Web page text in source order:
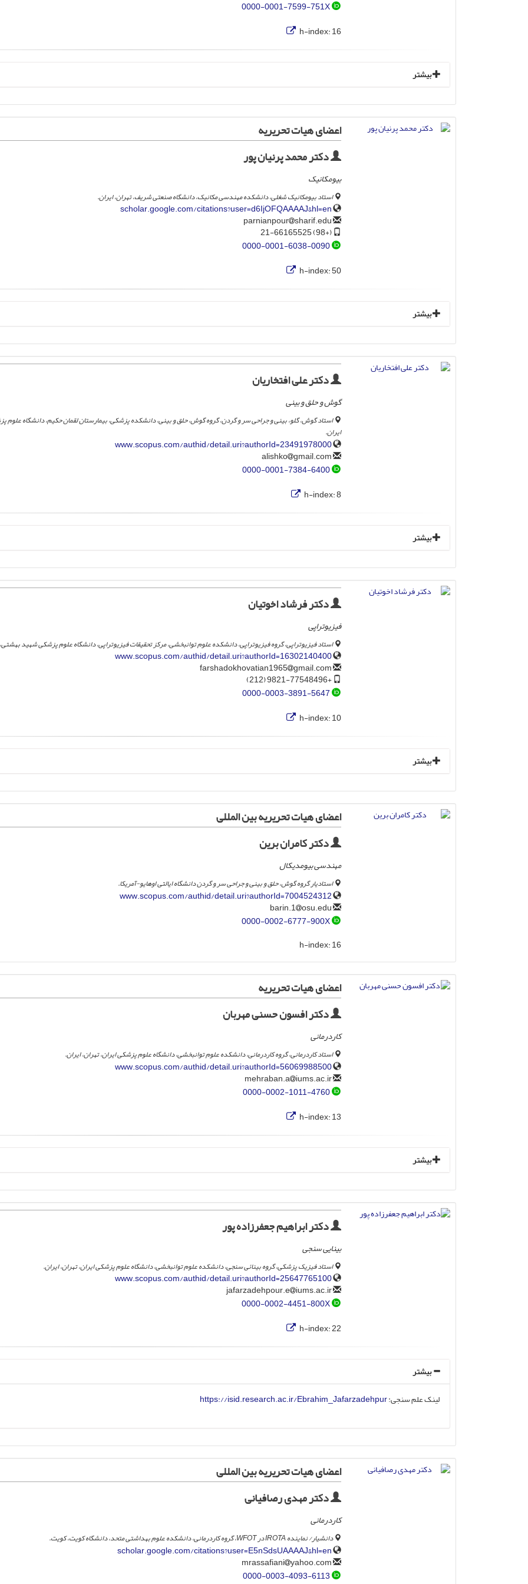
0000-0001-7599-751X
h-index:16
بیشتر
اعضای هیات تحریریه
دکتر محمد پرنیان پور
بیومکانیک
استاد بیومکانیک شغلی، دانشکده مهندسی مکانیک، دانشگاه صنعتی شریف، تهران، ایران.
scholar.google.com/citations?user=d6IjOFQAAAAJ&hl=en
sharif.edu
(+98) 21-66165525
0000-0001-6038-0090
h-index:50
بیشتر
دکتر علی افتخاریان
گوش و حلق و بینی
استاد گوش، گلو، بینی و جراحی سر و گردن، گروه گوش، حلق و بینی، دانشکده پزشکی، بیمارستان لقمان حکیم، دانشگاه علوم
ایران.
www.scopus.com/authid/detail.uri?authorId=23491978000
gmail.com
0000-0001-7384-6400
h-index:8
بیشتر
دکتر فرشاد اخوتیان
فیزیوتراپی
استاد فیزیوتراپی، گروه فیزیوتراپی، دانشکده علوم توانبخشی، مرکز تحقیقات فیزیوتراپی، دانشگاه علوم پزشکی شهید بهشتی،
www.scopus.com/authid/detail.uri?authorId=16302140400
gmail.com
+9821-77548496 (212)
0000-0003-3891-5647
h-index:10
بیشتر
اعضای هیات تحریریه بین المللی
دکتر کامران برین
مهندسی بیومدیکال
استادیار گروه گوش، حلق و بینی و جراحی سر و گردن دانشگاه ایالتی اوهایو-آمریکا.
www.scopus.com/authid/detail.uri?authorId=7004524312
osu.edu
0000-0002-6777-900X
h-index:16
اعضای هیات تحریریه
دکتر افسون حسنی مهربان
کاردرمانی
استاد کاردرمانی، گروه کاردرمانی، دانشکده علوم توانبخشی، دانشگاه علوم پزشکی ایران، تهران، ایران.
www.scopus.com/authid/detail.uri?authorId=56069988500
iums.ac.ir
0000-0002-1011-4760
h-index:13
بیشتر
دکتر ابراهیم جعفرزاده پور
بینایی سنجی
استاد فیزیک پزشکی، گروه بینائی سنجی، دانشکده علوم توانبخشی، دانشگاه علوم پزشکی ایران، تهران، ایران.
www.scopus.com/authid/detail.uri?authorId=25647765100
iums.ac.ir
0000-0002-4451-800X
h-index:22
بیشتر
لینک علم سنجی:https://isid.research.ac.ir/Ebrahim_Jafarzadehpur
اعضای هیات تحریریه بین المللی
دکتر مهدی رصافیانی
کاردرمانی
دانشیار/ نماینده IROTA در WFOT، گروه کاردرمانی، دانشکده علوم بهداشتی متحد، دانشگاه کویت، کویت.
scholar.google.com/citations?user=E5nSdsUAAAAJ&hl=en
yahoo.com
0000-0003-4093-6113